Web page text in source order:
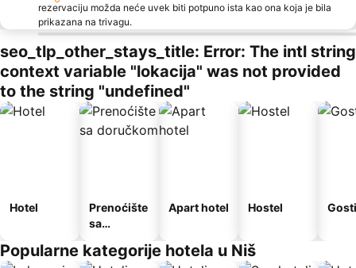
rezervaciju možda neće uvek biti potpuno ista kao ona koja je bila
prikazana na trivagu.
seo_tlp_other_stays_title: Error: The intl string
context variable "lokacija" was not provided
to the string "undefined"
Hotel
Prenoćište
sa
Apart hotel Hostel
Popularne kategorije hotela u Niš